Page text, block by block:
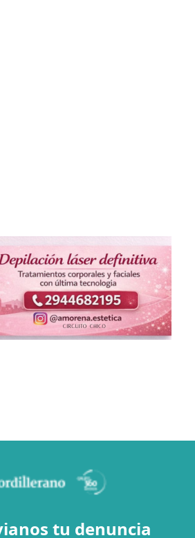
tu denuncia